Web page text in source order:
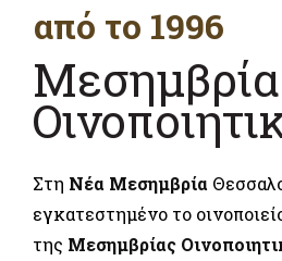
από το 1996
Μεσημβρία
Στη Νέα Μεσημβρία
εγκατεστημένο το
της Μεσημβρίας